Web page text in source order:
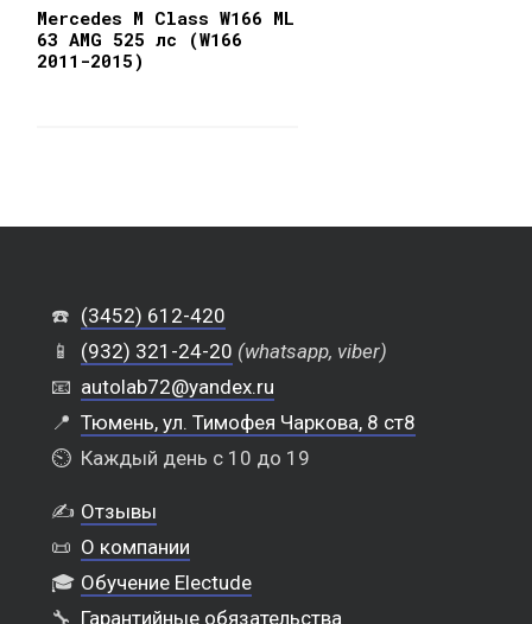
Mercedes M Class W166 ML
63 AMG 525 лс (W166
2011-2015)
☎️ (3452) 612-420
📱
(932) 321-24-20 (whatsapp, viber)
📧 autolab72@yandex.ru
📍 Тюмень, ул. Тимофея Чаркова, 8 ст8
⏲️ Каждый день с 10 до 19
✍️ Отзывы
📜 О компании
🎓 Обучение Electude
🔧 Гарантийные обязательства